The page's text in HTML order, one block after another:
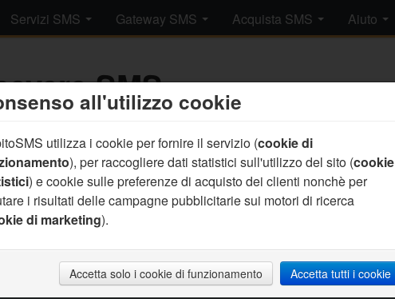
Servizi SMS Gateway SMS Acquista SMS Aiuto
all'utilizzo cookie
utilizza i cookie per fornire il servizio (cookie di
), per raccogliere dati statistici sull'utilizzo del sito (cookie
) e cookie sulle preferenze di acquisto dei clienti nonchè per
i risultati delle campagne pubblicitarie sui motori di ricerca
di marketing).
Accetta solo i cookie di funzionamento Accetta tutti i cookie
SMS
a disposizione dei nostri clienti la possibilità di ricevere SMS su
un messaggio (col gateway di invio), tramite il sistema di
in modo automatico.
Lo studio medico invia un SMS al cliente per ricordare
'CANCELLA' ed il CUP dello studio medico viene informato
direttamente nel gestionale di studio.